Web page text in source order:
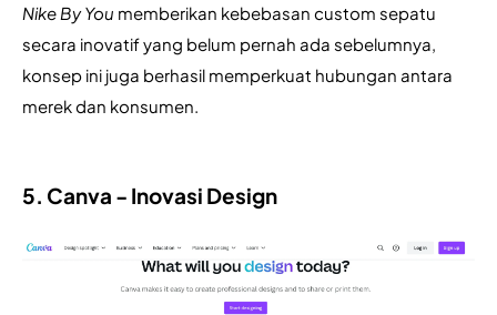
Nike By You memberikan kebebasan custom sepatu
secara inovatif yang belum pernah ada sebelumnya,
konsep ini juga berhasil memperkuat hubungan antara
merek dan konsumen.
5. Canva - Inovasi Design